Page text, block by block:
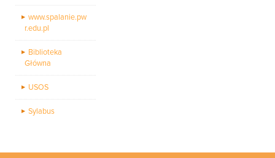
www.spalanie.pw
r.edu.pl
Biblioteka
Główna
USOS
Sylabus